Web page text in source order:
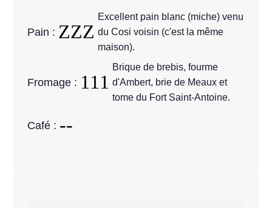
Pain :
Excellent pain blanc (miche) venu
du Cosi voisin (c'est la même
maison).
Fromage :
Brique de brebis, fourme
d'Ambert, brie de Meaux et
tome du Fort Saint-Antoine.
Café :